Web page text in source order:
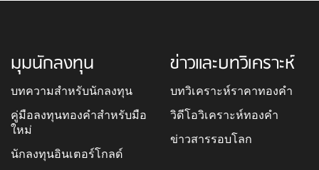
มุมนักลงทุน
บทความสำหรับนักลงทุน
คู่มือลงทุนทองคำสำหรับมือ
ใหม่
นักลงทุนอินเตอร์โกลด์
ข่าวและบทวิเคราะห์
บทวิเคราะห์ราคาทองคำ
วิดีโอวิเคราะห์ทองคำ
ข่าวสารรอบโลก